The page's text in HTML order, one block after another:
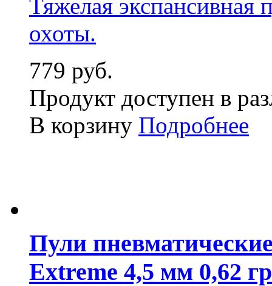
Тяжелая экспансивная
охоты.
779 руб.
Продукт доступен в
В корзину Подробнее
Пули
Extreme 4,5 мм 0,62